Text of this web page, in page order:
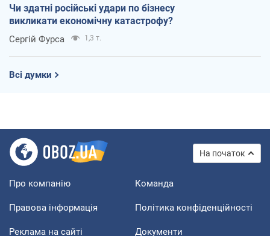
Чи здатні російські удари по бізнесу
викликати економічну катастрофу?
Сергій Фурса 1,3 т.
Всі думки
На початок
Про компанію Команда
Правова інформація Політика конфіденційності
Реклама на сайті Документи